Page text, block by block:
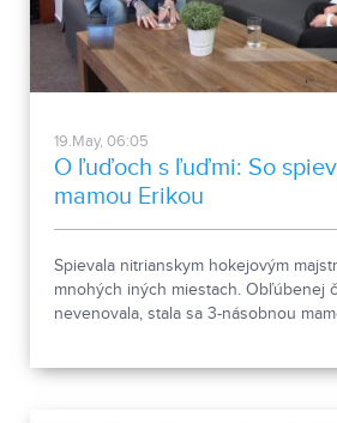
19.May, 06:05
O ľuďoch s ľuďmi: So
mamou Erikou
Spievala nitrianskym hokejovým
mnohých iných miestach. Obľúbenej
nevenovala, stala sa 3-násobnou